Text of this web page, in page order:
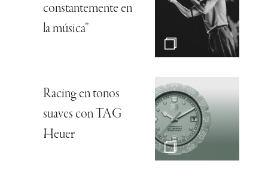
constantemente en
la música”
Racing en tonos
suaves con TAG
Heuer